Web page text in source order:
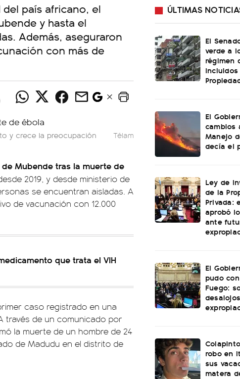
país africano, el
y hasta el
Además, aseguraron
con más de
y crece la preocupación Télam
Mubende tras la muerte de
2019, y desde ministerio de
se encuentran aisladas. A
de vacunación con 12.000
que trata el VIH
caso registrado en una
través de un comunicado por
la muerte de un hombre de 24
de Madudu en el distrito de
ÚLTIMAS
El
verde a
régimen
El
cambios
Manejo
decía el
Ley de
de la
Privada:
aprobó
ante
El
pudo
Fuego:
robo en
sus
matera